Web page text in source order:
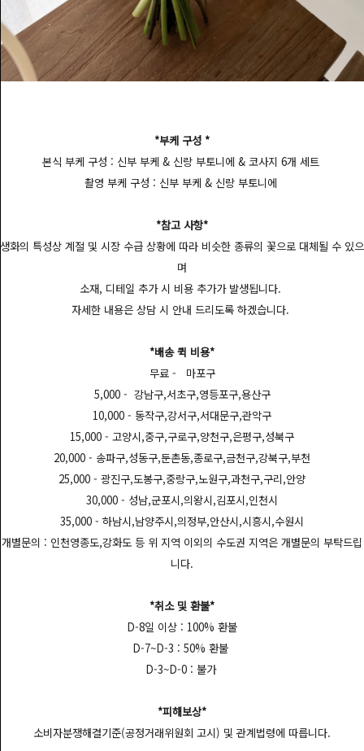
*부케 구성 *
본식 부케 구성 : 신부 부케 & 신랑 부토니에 & 코사지 6개 세트
촬영 부케 구성 : 신부 부케 & 신랑 부토니에
*참고 사항*
생화의 특성상 계절 및 시장 수급 상황에 따라 비슷한 종류의 꽃으로 대체될 수 있으
며
소재, 디테일 추가 시 비용 추가가 발생됩니다.
자세한 내용은 상담 시 안내 드리도록 하겠습니다.
*배송 퀵 비용*
무료 - 마포구
5,000 - 강남구,서초구,영등포구,용산구
10,000 - 동작구,강서구,서대문구,관악구
15,000 - 고양시,중구,구로구,양천구,은평구,성북구
20,000 - 송파구,성동구,둔촌동,종로구,금천구,강북구,부천
25,000 - 광진구,도봉구,중랑구,노원구,과천구,구리,안양
30,000 - 성남,군포시,의왕시,김포시,인천시
35,000 - 하남시,남양주시,의정부,안산시,시흥시,수원시
개별문의 : 인천영종도,강화도 등 위 지역 이외의 수도권 지역은 개별문의 부탁드립
니다.
*취소 및 환불*
D-8일 이상 : 100% 환불
D-7~D-3 : 50% 환불
D-3~D-0 : 불가
*피해보상*
소비자분쟁해결기준(공정거래위원회 고시) 및 관계법령에 따릅니다.